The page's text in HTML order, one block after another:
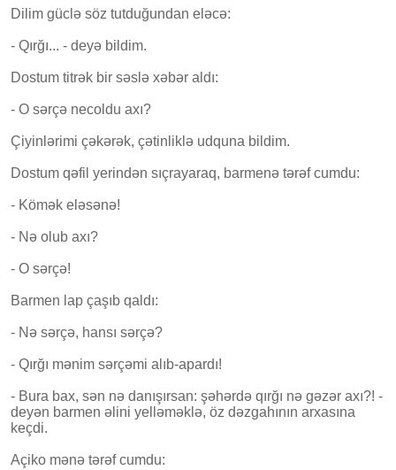
Dilim güclə söz tutduğundan eləcə:
- Qırğı... - deyə bildim.
Dostum titrək bir səslə xəbər aldı:
- O sərçə necoldu axı?
Çiyinlərimi çəkərək, çətinliklə udquna bildim.
Dostum qəfil yerindən sıçrayaraq, barmenə tərəf cumdu:
- Kömək eləsənə!
- Nə olub axı?
- O sərçə!
Barmen lap çaşıb qaldı:
- Nə sərçə, hansı sərçə?
- Qırğı mənim sərçəmi alıb-apardı!
- Bura bax, sən nə danışırsan: şəhərdə qırğı nə gəzər axı?! -
deyən barmen əlini yelləməklə, öz dəzgahının arxasına
keçdi.
Açiko mənə tərəf cumdu: